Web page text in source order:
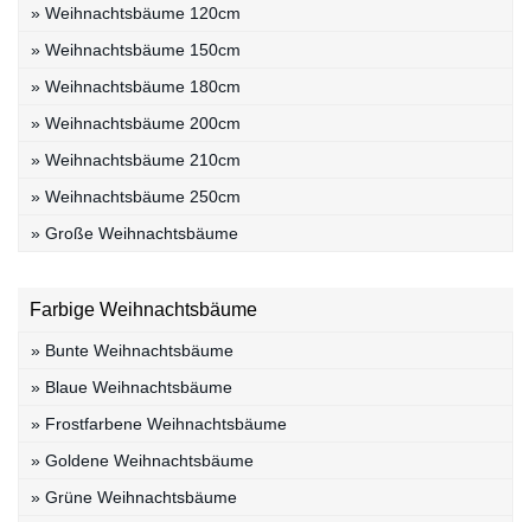
» Weihnachtsbäume 120cm
» Weihnachtsbäume 150cm
» Weihnachtsbäume 180cm
» Weihnachtsbäume 200cm
» Weihnachtsbäume 210cm
» Weihnachtsbäume 250cm
» Große Weihnachtsbäume
Farbige Weihnachtsbäume
» Bunte Weihnachtsbäume
» Blaue Weihnachtsbäume
» Frostfarbene Weihnachtsbäume
» Goldene Weihnachtsbäume
» Grüne Weihnachtsbäume